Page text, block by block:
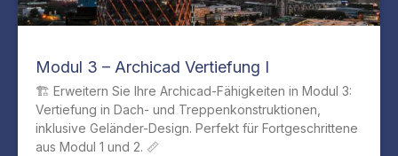
Modul 3 – Archicad Vertiefung I
🏗️ Erweitern Sie Ihre Archicad-Fähigkeiten in Modul 3:
Vertiefung in Dach- und Treppenkonstruktionen,
inklusive Geländer-Design. Perfekt für Fortgeschrittene
aus Modul 1 und 2. 📏